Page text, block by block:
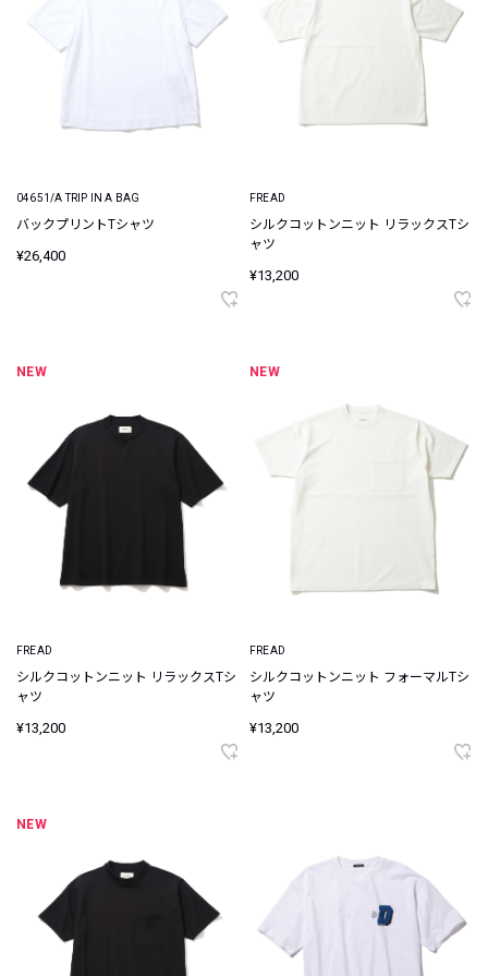
04651/A TRIP IN A BAG
バックプリントTシャツ
¥26,400
FREAD
シルクコットンニット リラックスTシ
ャツ
¥13,200
NEW
FREAD
シルクコットンニット リラックスTシ
ャツ
¥13,200
NEW
FREAD
シルクコットンニット フォーマルTシ
ャツ
¥13,200
NEW